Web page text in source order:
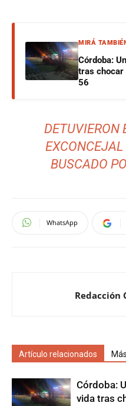
MIRÁ
Córdoba:
tras chocar
56
DETUVIERON
BUSCADO
WhatsApp
Redacción
Artículo relacionados
Córdoba:
vida tras